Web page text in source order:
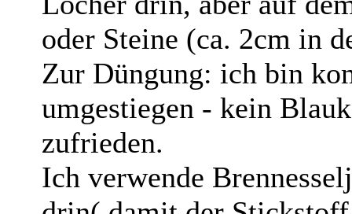
oder Steine (ca. 2cm in
Zur Düngung: ich bin
umgestiegen - kein
zufrieden.
Ich verwende